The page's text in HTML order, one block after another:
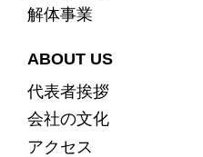
解体事業
ABOUT US
代表者挨拶
会社の文化
アクセス